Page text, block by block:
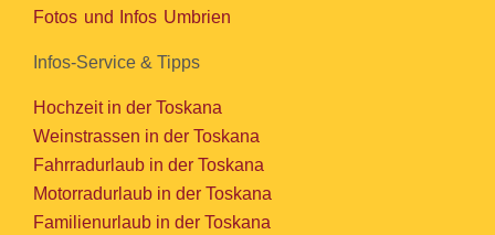
Fotos und Infos Umbrien
Infos-Service & Tipps
Hochzeit in der Toskana
Weinstrassen in der Toskana
Fahrradurlaub in der Toskana
Motorradurlaub in der Toskana
Familienurlaub in der Toskana